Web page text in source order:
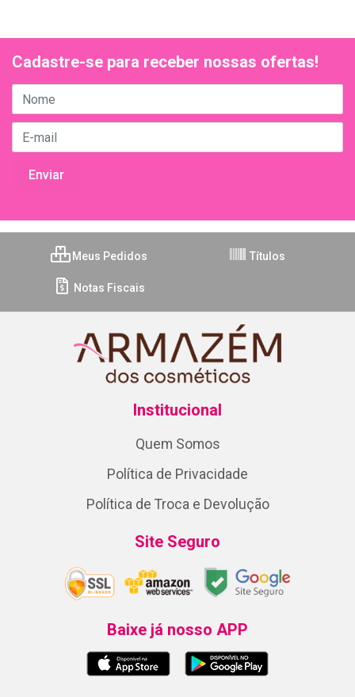
Cadastre-se para receber nossas ofertas!
Meus Pedidos Títulos
Notas Fiscais
Institucional
Quem Somos
Política de Privacidade
Política de Troca e Devolução
Site Seguro
Baixe já nosso APP